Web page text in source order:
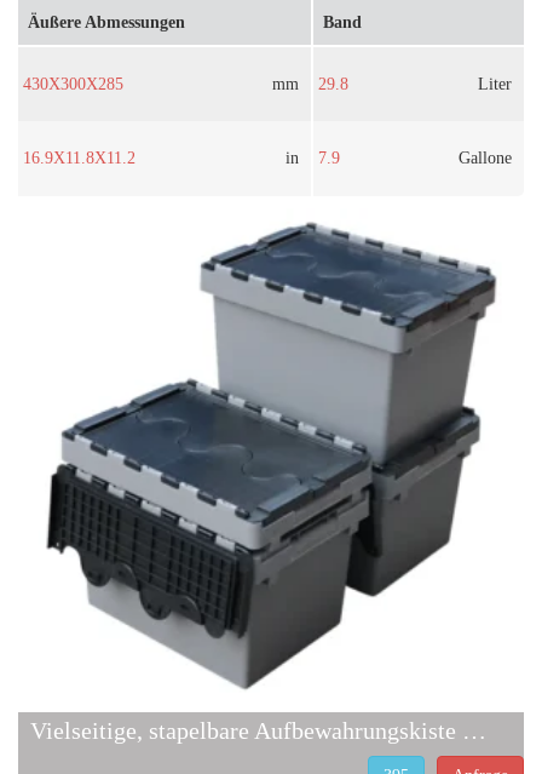
Äußere Abmessungen
430X300X285 mm
16.9X11.8X11.2 in
Band
29.8 Liter
7.9 Gallone
Vielseitige, stapelbare Aufbewahrungskiste mit sicherem Deckel